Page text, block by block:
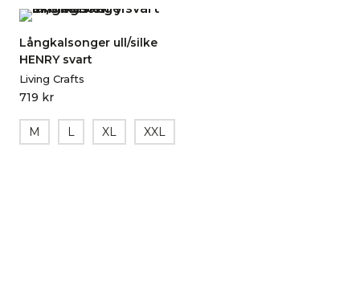
Långkalsonger ull/silke
HENRY svart
Living Crafts
719 kr
M L XL XXL